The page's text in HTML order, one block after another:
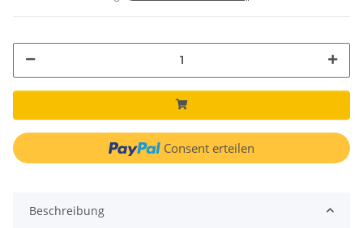
Consent erteilen
Beschreibung